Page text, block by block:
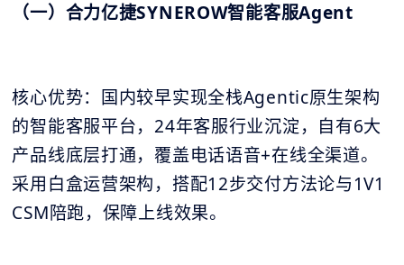
（一）合力亿捷SYNEROW智能客服Agent
核心优势：国内较早实现全栈Agentic原生架构
的智能客服平台，24年客服行业沉淀，自有6大
产品线底层打通，覆盖电话语音+在线全渠道。
采用白盒运营架构，搭配12步交付方法论与1V1
CSM陪跑，保障上线效果。